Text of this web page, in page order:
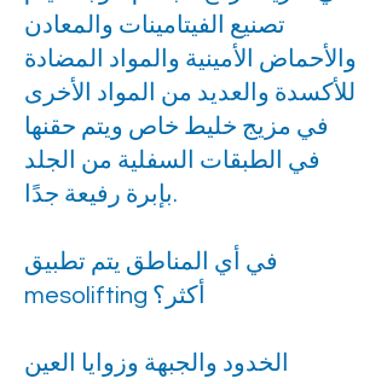
تصنيع الفيتامينات والمعادن
والأحماض الأمينية والمواد المضادة
للأكسدة والعديد من المواد الأخرى
في مزيج خليط خاص ويتم حقنها
في الطبقات السفلية من الجلد
بإبرة رفيعة جدًا.
في أي المناطق يتم تطبيق
mesolifting أكثر؟
الخدود والجبهة وزوايا العين